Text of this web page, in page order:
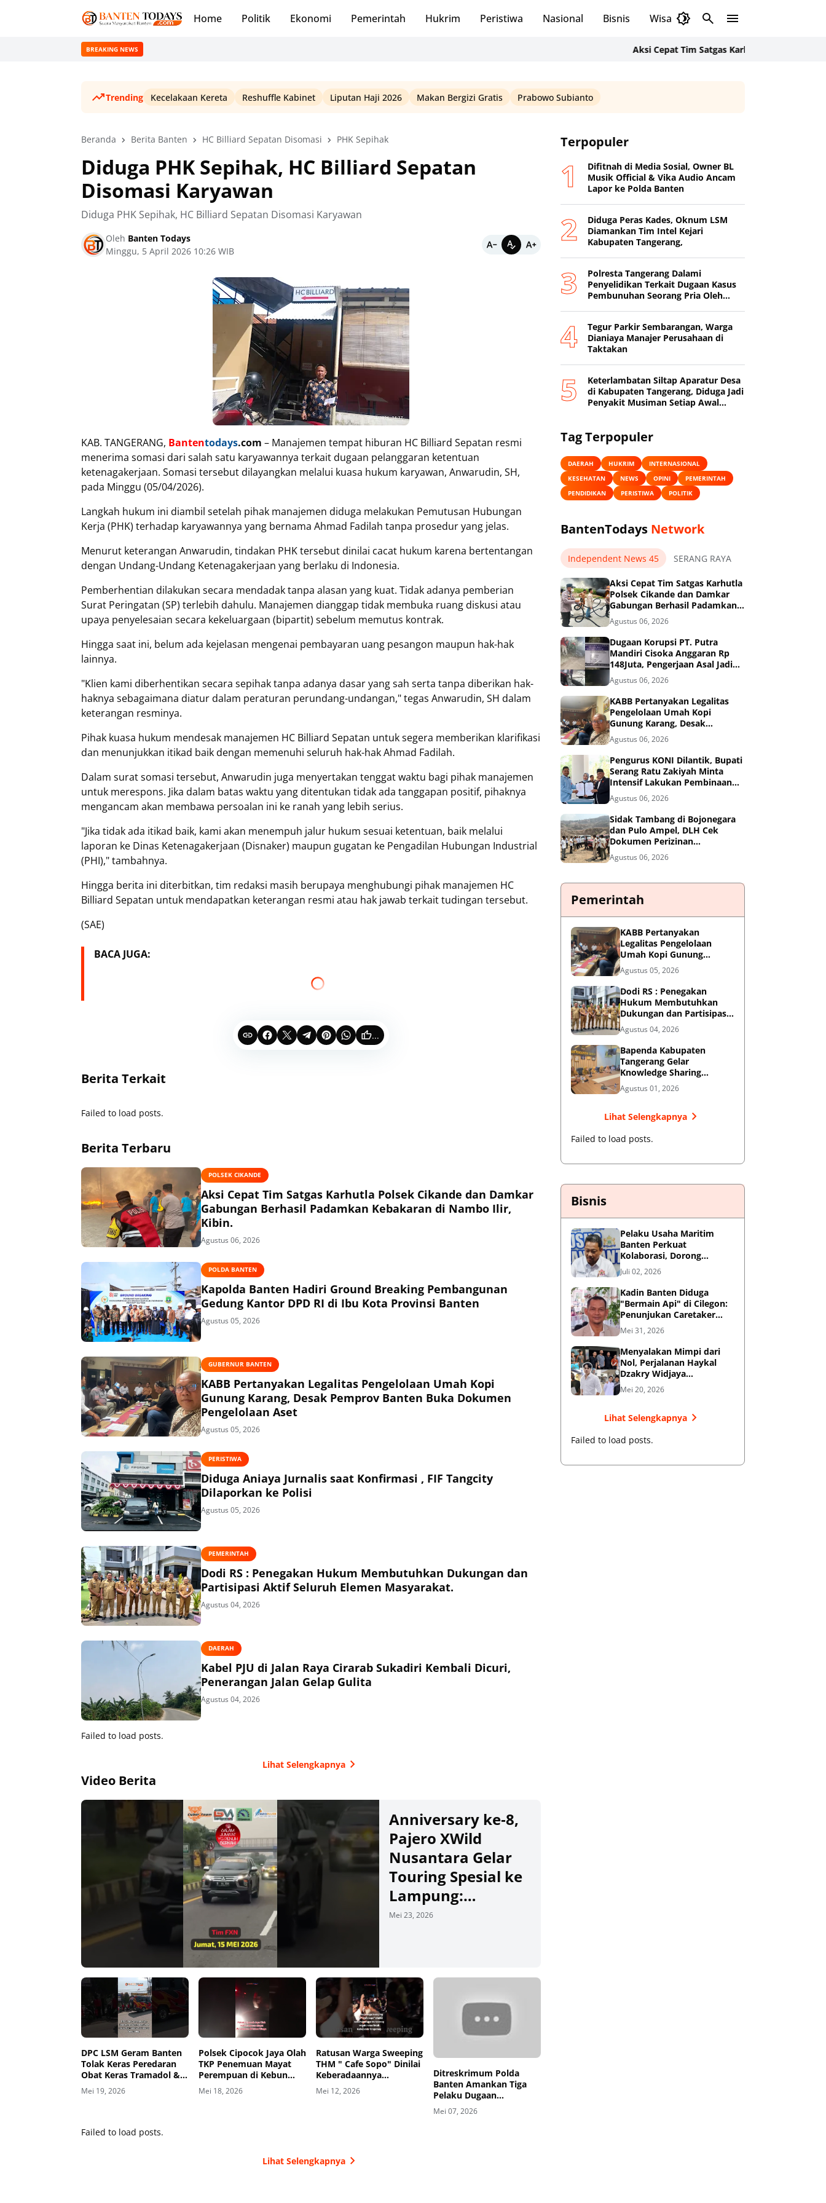
Home Politik Ekonomi Pemerintah Hukrim Peristiwa Nasional Bisnis Wisata Budaya
BREAKING NEWS Aksi Cepat Tim Satgas Karhutla Polsek Cikande
Trending Kecelakaan Kereta Reshuffle Kabinet Liputan Haji 2026 Makan Bergizi Gratis Prabowo Subianto
Beranda Berita Banten HC Billiard Sepatan Disomasi PHK Sepihak
Diduga PHK Sepihak, HC Billiard Sepatan
Disomasi Karyawan
Diduga PHK Sepihak, HC Billiard Sepatan Disomasi Karyawan
Oleh Banten Todays
Minggu, 5 April 2026 10:26 WIB
KAB. TANGERANG, Bantentodays.com – Manajemen tempat hiburan HC Billiard Sepatan resmi
menerima somasi dari salah satu karyawannya terkait dugaan pelanggaran ketentuan
ketenagakerjaan. Somasi tersebut dilayangkan melalui kuasa hukum karyawan, Anwarudin, SH,
pada Minggu (05/04/2026).
Langkah hukum ini diambil setelah pihak manajemen diduga melakukan Pemutusan Hubungan
Kerja (PHK) terhadap karyawannya yang bernama Ahmad Fadilah tanpa prosedur yang jelas.
Menurut keterangan Anwarudin, tindakan PHK tersebut dinilai cacat hukum karena bertentangan
dengan Undang-Undang Ketenagakerjaan yang berlaku di Indonesia.
Pemberhentian dilakukan secara mendadak tanpa alasan yang kuat. Tidak adanya pemberian
Surat Peringatan (SP) terlebih dahulu. Manajemen dianggap tidak membuka ruang diskusi atau
upaya penyelesaian secara kekeluargaan (bipartit) sebelum memutus kontrak.
Hingga saat ini, belum ada kejelasan mengenai pembayaran uang pesangon maupun hak-hak
lainnya.
"Klien kami diberhentikan secara sepihak tanpa adanya dasar yang sah serta tanpa diberikan hak-
haknya sebagaimana diatur dalam peraturan perundang-undangan," tegas Anwarudin, SH dalam
keterangan resminya.
Pihak kuasa hukum mendesak manajemen HC Billiard Sepatan untuk segera memberikan klarifikasi
dan menunjukkan itikad baik dengan memenuhi seluruh hak-hak Ahmad Fadilah.
Dalam surat somasi tersebut, Anwarudin juga menyertakan tenggat waktu bagi pihak manajemen
untuk merespons. Jika dalam batas waktu yang ditentukan tidak ada tanggapan positif, pihaknya
mengancam akan membawa persoalan ini ke ranah yang lebih serius.
"Jika tidak ada itikad baik, kami akan menempuh jalur hukum sesuai ketentuan, baik melalui
laporan ke Dinas Ketenagakerjaan (Disnaker) maupun gugatan ke Pengadilan Hubungan Industrial
(PHI)," tambahnya.
Hingga berita ini diterbitkan, tim redaksi masih berupaya menghubungi pihak manajemen HC
Billiard Sepatan untuk mendapatkan keterangan resmi atau hak jawab terkait tudingan tersebut.
(SAE)
BACA JUGA:
...
Berita Terkait
Failed to load posts.
Berita Terbaru
POLSEK CIKANDE
Aksi Cepat Tim Satgas Karhutla Polsek Cikande dan Damkar
Gabungan Berhasil Padamkan Kebakaran di Nambo Ilir,
Kibin.
Agustus 06, 2026
POLDA BANTEN
Kapolda Banten Hadiri Ground Breaking Pembangunan
Gedung Kantor DPD RI di Ibu Kota Provinsi Banten
Agustus 05, 2026
GUBERNUR BANTEN
KABB Pertanyakan Legalitas Pengelolaan Umah Kopi
Gunung Karang, Desak Pemprov Banten Buka Dokumen
Pengelolaan Aset
Agustus 05, 2026
PERISTIWA
Diduga Aniaya Jurnalis saat Konfirmasi , FIF Tangcity
Dilaporkan ke Polisi
Agustus 05, 2026
PEMERINTAH
Dodi RS : Penegakan Hukum Membutuhkan Dukungan dan
Partisipasi Aktif Seluruh Elemen Masyarakat.
Agustus 04, 2026
DAERAH
Kabel PJU di Jalan Raya Cirarab Sukadiri Kembali Dicuri,
Penerangan Jalan Gelap Gulita
Agustus 04, 2026
Failed to load posts.
Lihat Selengkapnya
Video Berita
Anniversary ke‑8,
Pajero XWild
Nusantara Gelar
Touring Spesial ke
Lampung:
Eksplorasi Wisata
Mei 23, 2026
DPC LSM Geram Banten
Tolak Keras Peredaran
Obat Keras Tramadol &
Exsimer di Tangerang
Mei 19, 2026
00:00
Polsek Cipocok Jaya Olah
TKP Penemuan Mayat
Perempuan di Kebun
Warga
Mei 18, 2026
00:00
Ratusan Warga Sweeping
THM " Cafe Sopo" Dinilai
Keberadaannya
Mencoreng Wajah
Pemerintah Kabupaten
Mei 12, 2026
Ditreskrimum Polda
Banten Amankan Tiga
Pelaku Dugaan
Pengeroyokan Supir di
Toll
Mei 07, 2026
Failed to load posts.
Lihat Selengkapnya
Terpopuler
Difitnah di Media Sosial, Owner BL
Musik Official & Vika Audio Ancam
Lapor ke Polda Banten
Diduga Peras Kades, Oknum LSM
Diamankan Tim Intel Kejari
Kabupaten Tangerang,
Polresta Tangerang Dalami
Penyelidikan Terkait Dugaan Kasus
Pembunuhan Seorang Pria Oleh
Tegur Parkir Sembarangan, Warga
Dianiaya Manajer Perusahaan di
Taktakan
Keterlambatan Siltap Aparatur Desa
di Kabupaten Tangerang, Diduga Jadi
Penyakit Musiman Setiap Awal
Tag Terpopuler
DAERAH HUKRIM
INTERNASIONAL
KESEHATAN
NEWS OPINI
PEMERINTAH
PENDIDIKAN
PERISTIWA POLITIK
BantenTodays Network
Independent News 45 SERANG RAYA
Aksi Cepat Tim Satgas Karhutla
Polsek Cikande dan Damkar
Gabungan Berhasil Padamkan
Kebakaran di Nambo Ilir, Kibin.
Agustus 06, 2026
Dugaan Korupsi PT. Putra
Mandiri Cisoka Anggaran Rp
148Juta, Pengerjaan Asal Jadi
dan Abaikan 3K
Agustus 06, 2026
KABB Pertanyakan Legalitas
Pengelolaan Umah Kopi
Gunung Karang, Desak
Pemprov Banten Buka
Dokumen Pengelolaan Aset
Agustus 06, 2026
Pengurus KONI Dilantik, Bupati
Serang Ratu Zakiyah Minta
Intensif Lakukan Pembinaan
Cabor
Agustus 06, 2026
Sidak Tambang di Bojonegara
dan Pulo Ampel, DLH Cek
Dokumen Perizinan
Perusahaan
Agustus 06, 2026
Pemerintah
KABB Pertanyakan
Legalitas Pengelolaan
Umah Kopi Gunung
Karang, Desak Pemprov
Banten Buka Dokumen
Pengelolaan Aset
Agustus 05, 2026
Dodi RS : Penegakan
Hukum Membutuhkan
Dukungan dan Partisipasi
Aktif Seluruh Elemen
Masyarakat.
Agustus 04, 2026
Bapenda Kabupaten
Tangerang Gelar
Knowledge Sharing
"Belajar Dasar AI" dalam
KATALIS P2DD X DIGDAYA
Agustus 01, 2026
Lihat Selengkapnya
Failed to load posts.
Bisnis
Pelaku Usaha Maritim
Banten Perkuat
Kolaborasi, Dorong
Kemajuan Sektor
Pelabuhan
Juli 02, 2026
Kadin Banten Diduga
"Bermain Api" di Cilegon:
Penunjukan Caretaker
Dipertanyakan, Berpotensi
Konflik Kepentingan
Mei 31, 2026
Menyalakan Mimpi dari
Nol, Perjalanan Haykal
Dzakry Widjaya
Membangun Bisnis dan
Menebar Manfaat
Mei 20, 2026
Lihat Selengkapnya
Failed to load posts.